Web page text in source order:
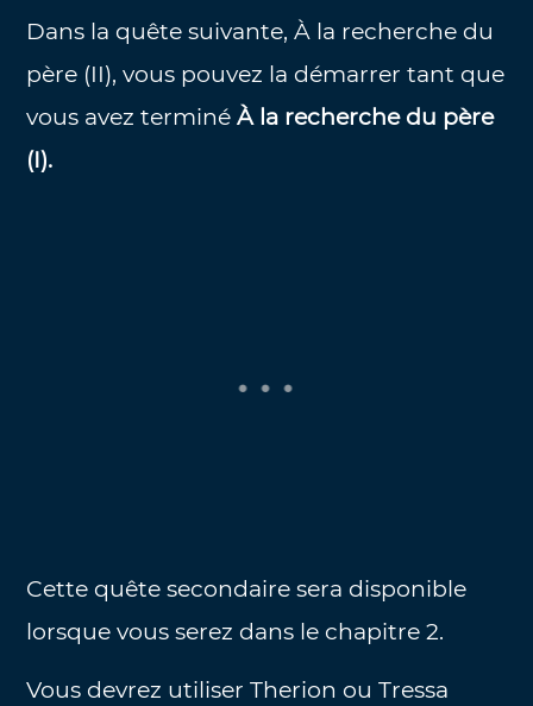
Dans la quête suivante, À la recherche du
père (II), vous pouvez la démarrer tant que
vous avez terminéÀ la recherche du père
(I).
Cette quête secondaire sera disponible
lorsque vous serez dans le chapitre 2.
Vous devrez utiliser Therion ou Tressa